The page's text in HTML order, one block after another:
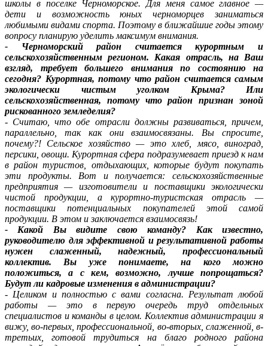
школы в поселке Черноморское. Для меня самое главное —
дети и возможность юных черноморцев заниматься
любимыми видами спорта. Поэтому в ближайшие годы этому
вопросу планирую уделить максимум внимания.
- Черноморский район считается курортным и
сельскохозяйственным регионом. Какая отрасль, на Ваш
взгляд, требует большего внимания по состоянию на
сегодня? Курортная, потому что район считается самым
экологически чистым уголком Крыма? Или
сельскохозяйственная, потому что район признан зоной
рискованного земледелия?
- Считаю, что обе отрасли должны развиваться, причем,
параллельно, так как они взаимосвязаны. Вы спросите,
почему?! Сельское хозяйство — это хлеб, мясо, виноград,
персики, овощи. Курортная сфера подразумевает приезд к нам
в район туристов, отдыхающих, которые будут покупать
эти продукты. Вот и получается: сельскохозяйственные
предприятия — изготовители и поставщики экологически
чистой продукции, а курортно-туристская отрасль —
поставщики потенциальных покупателей этой самой
продукции. В этом и заключается взаимосвязь!
- Какой Вы видите свою команду? Как известно,
руководителю для эффективной и результативной работы
нужен слаженный, надежный, профессиональный
коллектив. Вы уже понимаете, на кого можно
положиться, а с кем, возможно, лучше попрощаться?
Будут ли кадровые изменения в администрации?
- Целиком и полностью с вами согласна. Результат любой
работы — это в первую очередь труд отдельных
специалистов и команды в целом. Коллектив администрации я
вижу, во-первых, профессиональной, во-вторых, слаженной, в-
третьих, готовой трудиться на благо родного района